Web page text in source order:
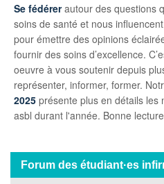
Se fédérerautour des questions
soins de santé et nous
pour émettre des opinions
fournir des soins d’excellence.
oeuvre à vous soutenir depuis
représenter, informer, former.
2025 présente plus en détails les
asbl durant l'année. Bonne
Forum des étudiant·es